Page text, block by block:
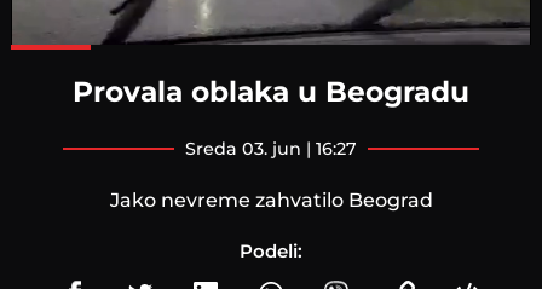
Provala oblaka u Beogradu
sreda 03. jun | 16:27
Jako nevreme zahvatilo Beograd
Podeli: